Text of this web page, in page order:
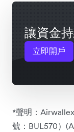
讓資金
立即開戶
*聲明：
號：BUL570）